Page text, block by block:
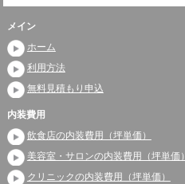
メイン
ホーム
利用方法
無料見積もり申込
内装費用
飲食店の内装費用（坪単価）
美容室・サロンの内装費用（坪単価）
クリニックの内装費用（坪単価）